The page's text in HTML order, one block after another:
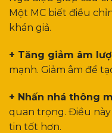
Một MC biết điều
khán giả.
+ Tăng giảm âm
mạnh. Giảm âm để
+ Nhấn nhá thông
quan trọng. Điều
tin tốt hơn.